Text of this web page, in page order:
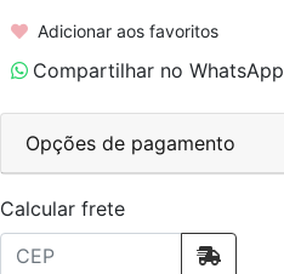
Adicionar aos favoritos
Compartilhar no WhatsApp
Opções de pagamento
Calcular frete